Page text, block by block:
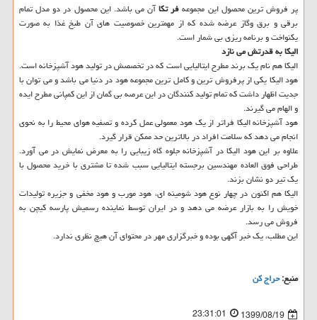
پر فروش ترین محصول این مجموعهفر تکاآن می باشد. این محصول در دو مدل تمام
برقی و برق وگاز عرضه شده که از مهمترین خصوصیت های آن طبخ غذا به صورت
یکنواخت و برنامه ریزی بی شمار است.
الیکا به قدرتش می نازد
الیکا هم نام یک برند مطرح ایتالیایی است که در تخصصش در تولید هود آشپزخانه است.
هود الیکا یکی از پرفروش ترین و کامل ترین مجموعه هود در دنیا می باشد و می توان با
جدیت اظهار داشت که تمام تولید کنندگان در این عرصه بی گمان از این کمپانی مطرح ایده
و الهام می گیرند.
هود آشپزخانه الیکا فراتر از یک هود معمولی عمل کرده و تصفیه هوای محیط را به نحوی
انجام می دهد که سلامت افراد در بالاترین حد ممکن قرار گیرد.
علاوه بر این هود الیکا در آشپزخانه جلوه گاه زیبایی را به معرض نمایش در می آورد.
طراحی فوق العاده مهندسین برجسته ایتالیایی سبب شده تا مشتری با خرید محصول با
یک تیر دو نشان بزند.
الیکا هم اکنون در چهار نوع هود شومینه ای، هود مورب و هود مخفی و جزیره تولیدات
خویش را به بازار عرضه می دهد و در ایران توسط نماینده رسمیش پارسه کیچن به
فروش می رسد.
این مطلب، یک خبر آگهی بوده و خبرگزاری مهر در محتوای آن هیچ نظری ندارد.
منبع:حراج كن
1399/08/19
23:31:01